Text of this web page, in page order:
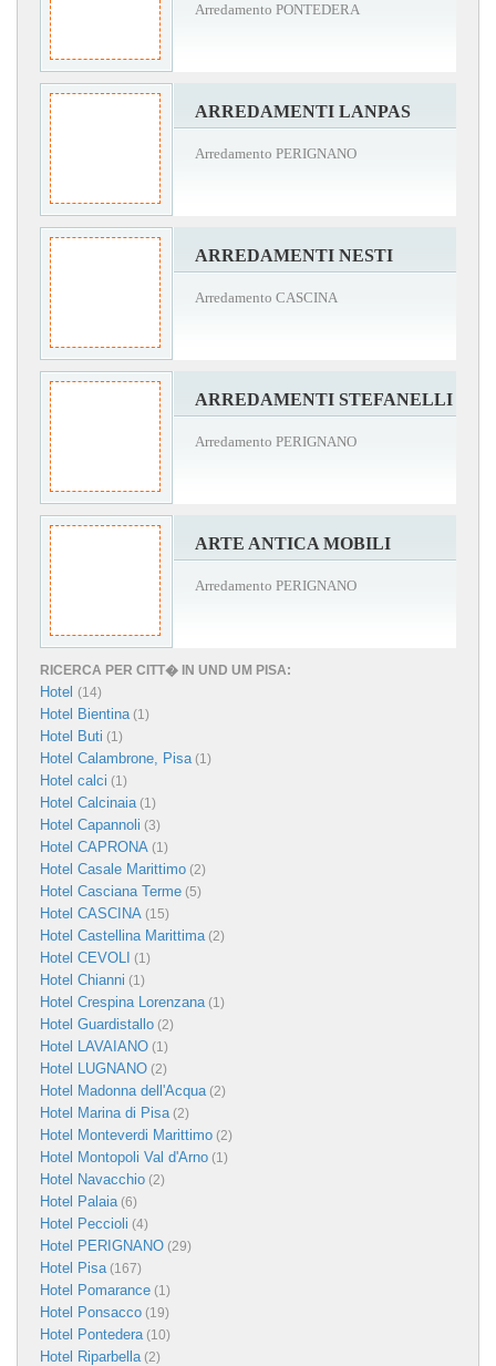
Arredamento PONTEDERA
ARREDAMENTI LANPAS
Arredamento PERIGNANO
ARREDAMENTI NESTI
Arredamento CASCINA
ARREDAMENTI STEFANELLI
Arredamento PERIGNANO
ARTE ANTICA MOBILI
Arredamento PERIGNANO
RICERCA PER CITT� IN UND UM PISA:
Hotel (14)
Hotel Bientina(1)
Hotel Buti (1)
Hotel Calambrone, Pisa(1)
Hotel calci (1)
Hotel Calcinaia(1)
Hotel Capannoli (3)
Hotel CAPRONA (1)
Hotel Casale Marittimo (2)
Hotel Casciana Terme (5)
Hotel CASCINA (15)
Hotel Castellina Marittima(2)
Hotel CEVOLI (1)
Hotel Chianni (1)
Hotel Crespina Lorenzana(1)
Hotel Guardistallo (2)
Hotel LAVAIANO (1)
Hotel LUGNANO (2)
Hotel Madonna dell'Acqua(2)
Hotel Marina di Pisa(2)
Hotel Monteverdi Marittimo (2)
Hotel Montopoli Val d'Arno (1)
Hotel Navacchio (2)
Hotel Palaia(6)
Hotel Peccioli (4)
Hotel PERIGNANO (29)
Hotel Pisa(167)
Hotel Pomarance (1)
Hotel Ponsacco (19)
Hotel Pontedera(10)
Hotel Riparbella(2)